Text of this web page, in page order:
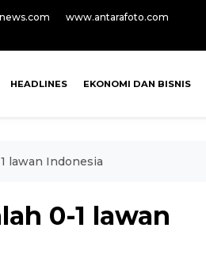
www.antarafoto.com
HEADLINES EKONOMI DAN BISNIS
lawan Indonesia
0-1 lawan